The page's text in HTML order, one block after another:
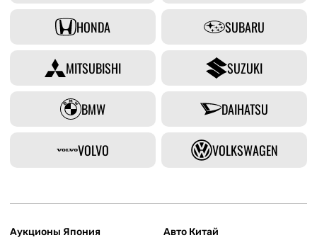
HONDA SUBARU
MITSUBISHI SUZUKI
BMW DAIHATSU
VOLVO VOLKSWAGEN
Аукционы Япония
Авто Китай